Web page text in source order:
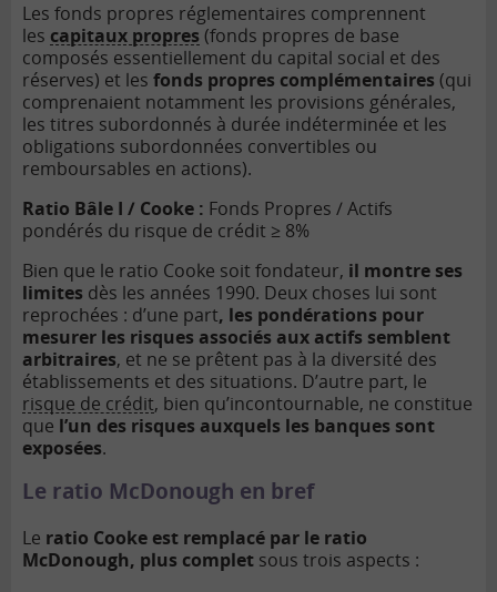
Les fonds propres réglementaires comprennent
les capitaux propres (fonds propres de base
composés essentiellement du capital social et des
réserves) et les fonds propres complémentaires (qui
comprenaient notamment les provisions générales,
les titres subordonnés à durée indéterminée et les
obligations subordonnées convertibles ou
remboursables en actions).
Ratio Bâle I / Cooke : Fonds Propres / Actifs
pondérés du risque de crédit ≥ 8%
Bien que le ratio Cooke soit fondateur, il montre ses
limites dès les années 1990. Deux choses lui sont
reprochées : d’une part, les pondérations pour
mesurer les risques associés aux actifs semblent
arbitraires, et ne se prêtent pas à la diversité des
établissements et des situations. D’autre part, le
risque de crédit, bien qu’incontournable, ne constitue
que l’un des risques auxquels les banques sont
exposées.
Le ratio McDonough en bref
Le ratio Cooke est remplacé par le ratio
McDonough, plus complet sous trois aspects :